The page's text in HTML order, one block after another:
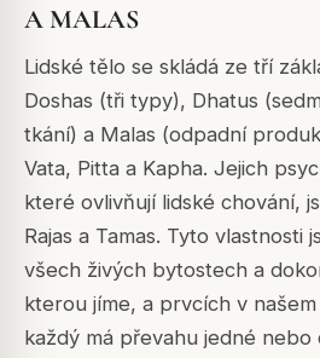
A MALAS
Lidské tělo se skládá ze tří
Doshas (tři typy), Dhatus
tkání) a Malas (odpadní
Vata, Pitta a Kapha. Jejich
které ovlivňují lidské chování,
Rajas a Tamas. Tyto vlastnosti
všech živých bytostech a
kterou jíme, a prvcích v
každý má převahu jedné nebo